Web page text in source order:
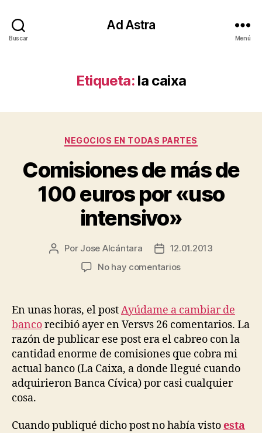
Buscar
Ad Astra
Menú
Etiqueta: la caixa
Categorías
NEGOCIOS EN TODAS PARTES
Comisiones de más de
100 euros por «uso
intensivo»
Autor
Por Jose Alcántara
Fecha12.01.2013
No hay comentariosen
de
100
euros
por
«uso
intensivo»
En unas horas, el postAyúdame a cambiar de
bancorecibió ayer en Versvs 26 comentarios. La
razón de publicar ese post era el cabreo con la
cantidad enorme de comisiones que cobra mi
actual banco (La Caixa, a donde llegué cuando
adquirieron Banca Cívica) por casi cualquier
cosa.
Cuando publiqué dicho post no había vistoesta